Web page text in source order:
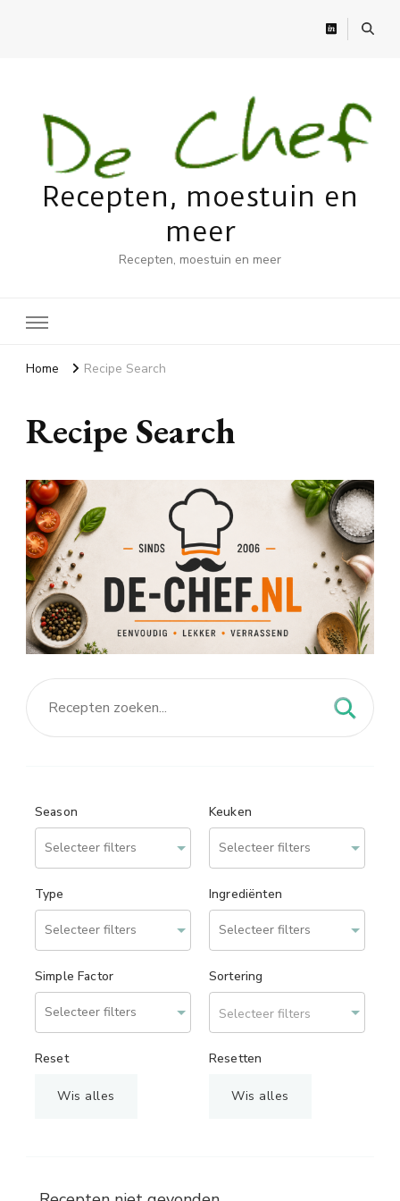
Recepten, moestuin en
meer
Recepten, moestuin en meer
Home Recipe Search
Recipe Search
Season Keuken
Type Ingrediënten
Simple Factor Sortering
Selecteer filters
Reset
Wis alles
Resetten
Wis alles